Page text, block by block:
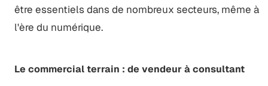
être essentiels dans de nombreux secteurs, même à
l'ère du numérique.
Le commercial terrain : de vendeur à consultant